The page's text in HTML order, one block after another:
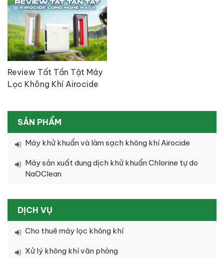
Review Tất Tần Tật Máy
Lọc Không Khí Airocide
SẢN PHẨM
Máy khử khuẩn và làm sạch không khí Airocide
Máy sản xuất dung dịch khử khuẩn Chlorine tự do
NaOClean
DỊCH VỤ
Cho thuê máy lọc không khí
Xử lý không khí văn phòng